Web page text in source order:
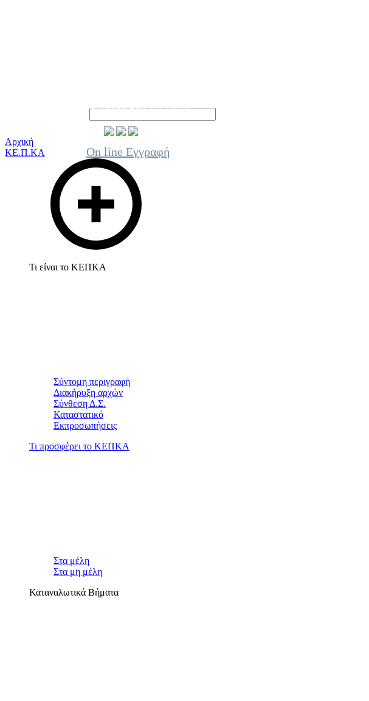
Γίνε μέλος του ΚΕΠΚΑ
On line Εγγραφή
Αρχική
ΚΕ.Π.ΚΑ
Τι είναι το ΚΕΠΚΑ
Σύντομη περιγραφή
Διακήρυξη αρχών
Σύνθεση Δ.Σ.
Καταστατικό
Εκπροσωπήσεις
Τι προσφέρει το ΚΕΠΚΑ
Στα μέλη
Στα μη μέλη
Καταναλωτικά Βήματα